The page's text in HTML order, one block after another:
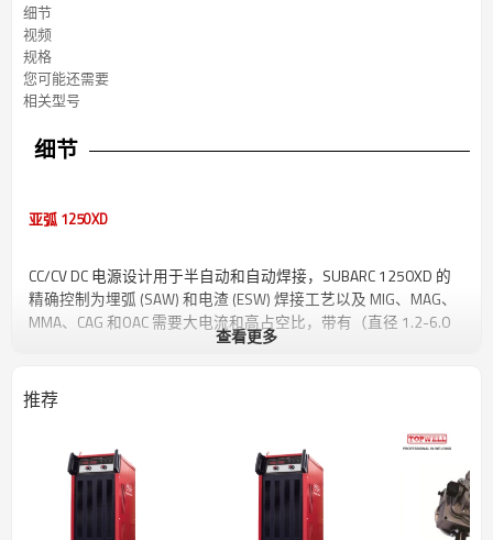
细节
视频
规格
您可能还需要
相关型号
细节
亚弧 1250XD
CC/CV DC 电源设计用于半自动和自动焊接，SUBARC 1250XD 的
精确控制为埋弧 (SAW) 和电渣 (ESW) 焊接工艺以及 MIG、MAG、
MMA、CAG 和OAC 需要大电流和高占空比，带有（直径 1.2-6.0
毫米）电线和 CAG（直径 6-12 毫米）碳。
此外，SUBARC 1250XD 能够加工镍基合金，并且在非常薄的板
上具有出色的性能。
查看更多
推荐